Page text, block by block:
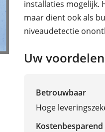
installaties mogelijk.
maar dient ook als
niveaudetectie
Uw voordelen
Betrouwbaar
Hoge
Kostenbesparend